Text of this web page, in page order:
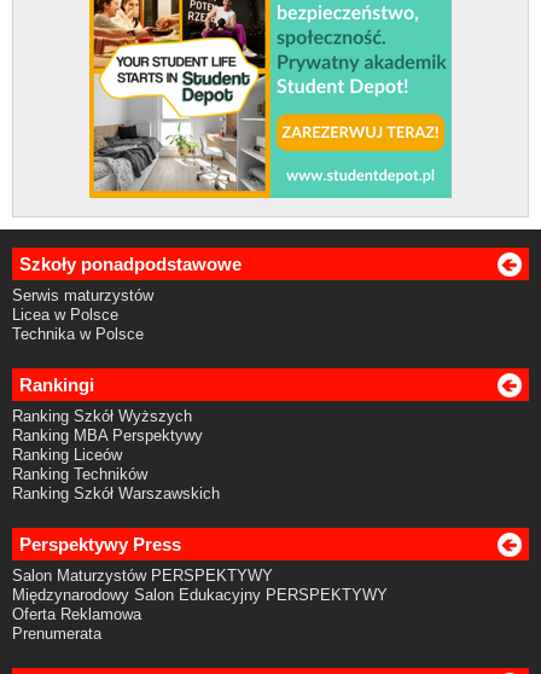
Szkoły ponadpodstawowe
Serwis maturzystów
Licea w Polsce
Technika w Polsce
Rankingi
Ranking Szkół Wyższych
Ranking MBA Perspektywy
Ranking Liceów
Ranking Techników
Ranking Szkół Warszawskich
Perspektywy Press
Salon Maturzystów PERSPEKTYWY
Międzynarodowy Salon Edukacyjny PERSPEKTYWY
Oferta Reklamowa
Prenumerata